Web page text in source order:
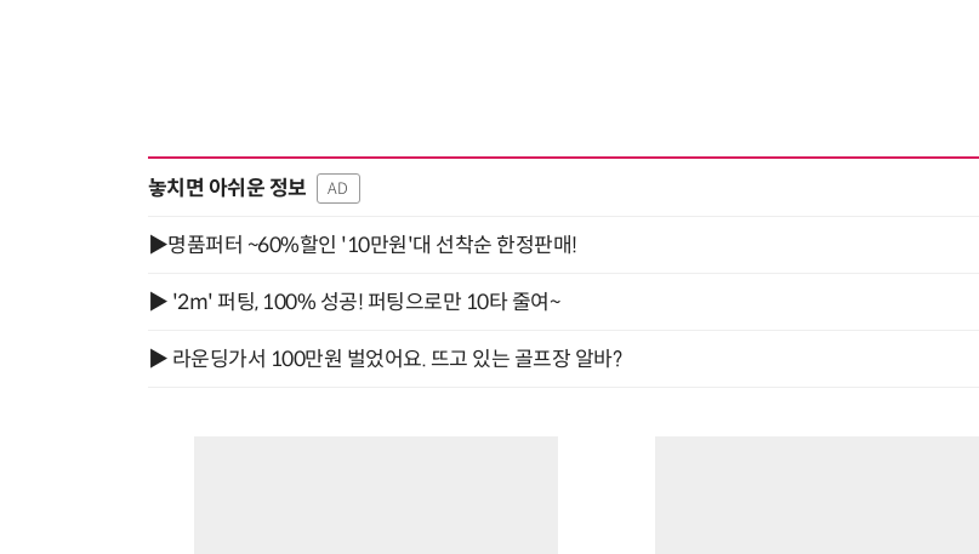
놓치면 아쉬운 정보 AD
▶명품퍼터 ~60%할인 '10만원'대 선착순 한정판매!
▶ '2m' 퍼팅, 100% 성공! 퍼팅으로만 10타 줄여~
▶ 라운딩가서 100만원 벌었어요. 뜨고 있는 골프장 알바?